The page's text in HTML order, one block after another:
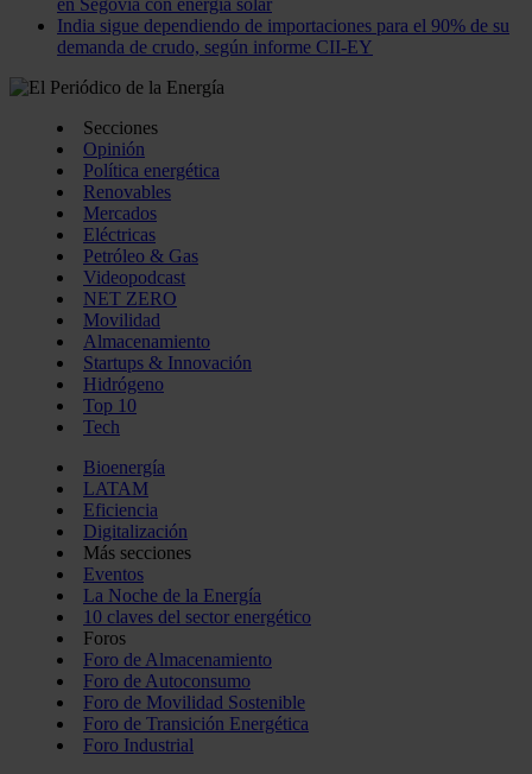
en Segovia con energía solar
India sigue dependiendo de importaciones para el 90% de su
demanda de crudo, según informe CII-EY
Secciones
Opinión
Política energética
Renovables
Mercados
Eléctricas
Petróleo & Gas
Videopodcast
NET ZERO
Movilidad
Almacenamiento
Startups & Innovación
Hidrógeno
Top 10
Tech
Bioenergía
LATAM
Eficiencia
Digitalización
Más secciones
Eventos
La Noche de la Energía
10 claves del sector energético
Foros
Foro de Almacenamiento
Foro de Autoconsumo
Foro de Movilidad Sostenible
Foro de Transición Energética
Foro Industrial